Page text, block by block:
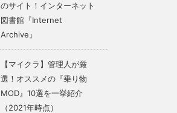
のサイト！インターネット
図書館『Internet
Archive』
【マイクラ】管理人が厳
選！オススメの『乗り物
MOD』10選を一挙紹介
（2021年時点）